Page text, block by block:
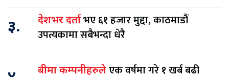
३. देशभर दर्ताभए ६१ हजार मुद्दा, काठमाडौं
उपत्यकामा सबैभन्दा धेरै
बीमा कम्पनीहरुलेएक वर्षमा गरे १ खर्ब बढी